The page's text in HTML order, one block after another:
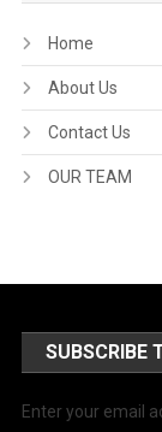
Home
About Us
Contact Us
OUR TEAM
SUBSCRIBE
Enter your email